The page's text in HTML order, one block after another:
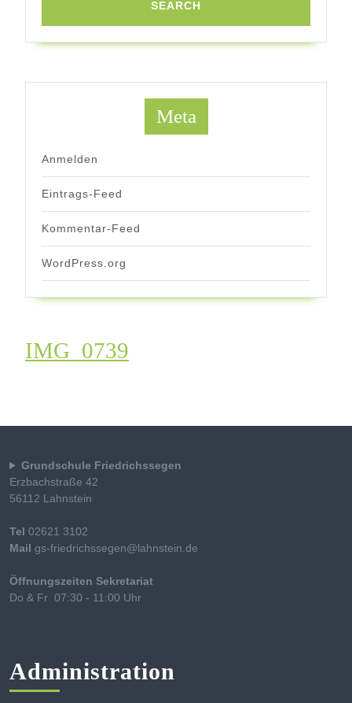
Meta
Anmelden
Eintrags-Feed
Kommentar-Feed
WordPress.org
IMG_0739
Grundschule Friedrichssegen
Erzbachstraße 42
56112 Lahnstein
Tel 02621 3102
Mail gs-friedrichssegen@lahnstein.de
Öffnungszeiten Sekretariat
Do & Fr 07:30 - 11:00 Uhr
Administration